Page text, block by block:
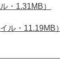
・1.31MB）
ル・11.19MB）